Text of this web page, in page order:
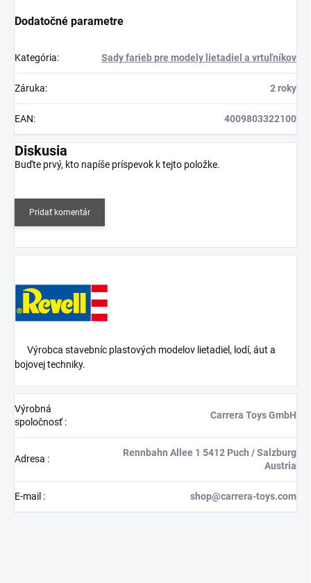
Dodatočné parametre
Kategória: Sady farieb pre modely lietadiel a vrtuľníkov
Záruka: 2 roky
EAN: 4009803322100
Diskusia
Buďte prvý, kto napíše príspevok k tejto položke.
Pridať komentár
Výrobca stavebníc plastových modelov lietadiel, lodí, áut a
bojovej techniky.
Výrobná
spoločnosť:
Carrera Toys GmbH
Adresa :
Rennbahn Allee 1 5412 Puch / Salzburg
Austria
E-mail : shop@carrera-toys.com